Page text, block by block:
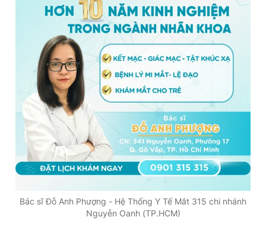
Quảng cáo RSS Tòa soạn Chính sách bảo
Tổng biên tập: Nguyễn Ngọc Toàn
Phó tổng biên tập thường trực: Hải Thành
Phó tổng biên tập: Lâm Hiếu Dũng
Phó tổng biên tập: Trần Việt Hưng
Tổng thư ký tòa soạn: Đức Trung
Giấy phép xuất bản số 110/GP - BTTTT cấp ngày 24.3.2020
© 2003-2026 Bản quyền thuộc về Báo Thanh Niên. Cấm sao
chép dưới mọi hình thức nếu không có sự chấp thuận bằng văn
bản. Phát triển bởi ePi Technologies, JSC.
Bác sĩ Đỗ Anh Phượng - Hệ Thống Y Tế Mắt 315 chi nhánh
Nguyễn Oanh (TP.HCM)